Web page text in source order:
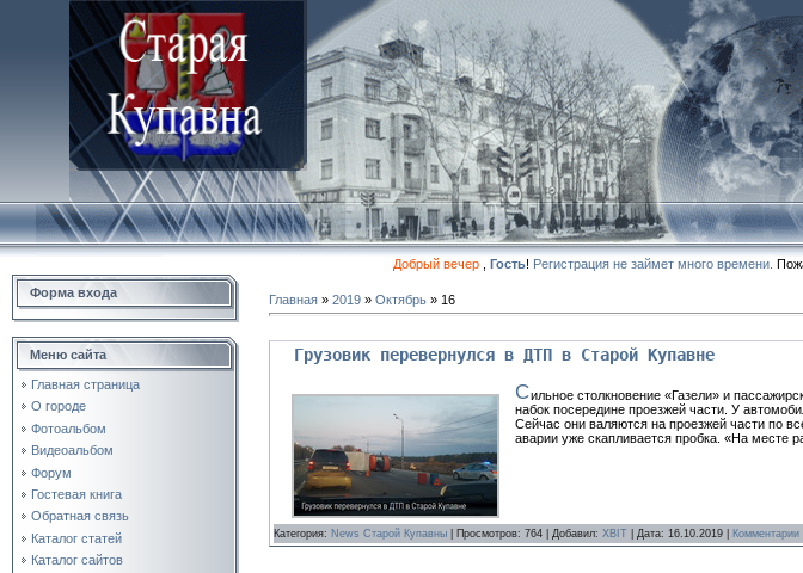
Добрый вечер, Гость! Регистрация не займет много времени.
Форма входа
Меню сайта
Главная страница
О городе
Фотоальбом
Видеоальбом
Форум
Гостевая книга
Обратная связь
Каталог статей
Каталог сайтов
Главная » 2019 » Октябрь » 16
Грузовик перевернулся в ДТП в Старой Купавне
Сильное столкновение «Газели» и
набок посередине проезжей части. У
Сейчас они валяются на проезжей части по
аварии уже скапливается пробка. «На месте
Категория: News Старой Купавны | Просмотров: 764 | Добавил: XBIT | Дата: 16.10.2019 Комментарии